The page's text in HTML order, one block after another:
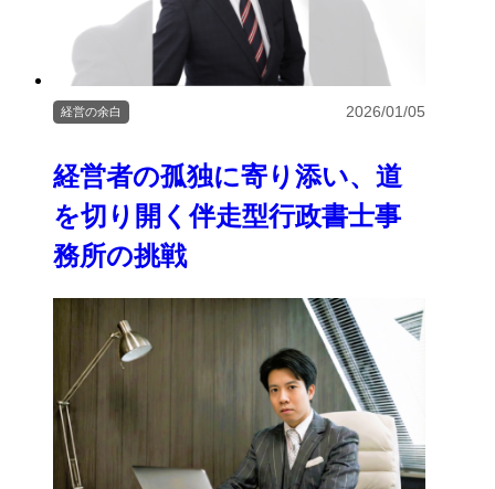
経営者の孤独に寄り添い、道
を切り開く伴走型行政書士事
務所の挑戦
経営の余白 2026/01/05